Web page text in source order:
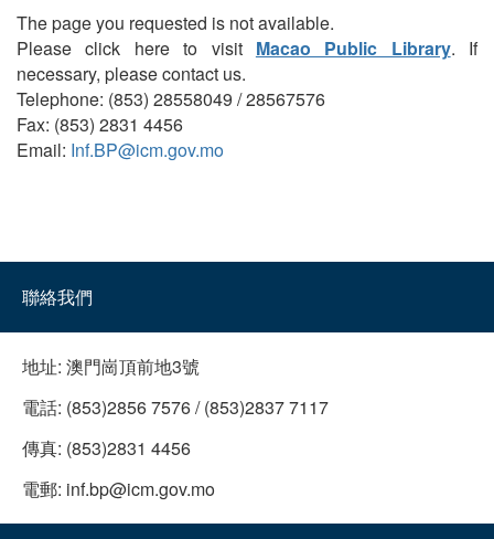
The page you requested is not available.
Please click here to visit Macao Public Library. If
necessary, please contact us.
Telephone: (853) 28558049 / 28567576
Fax: (853) 2831 4456
Email: Inf.BP@icm.gov.mo
聯絡我們
地址: 澳門崗頂前地3號
電話: (853)2856 7576 / (853)2837 7117
傳真: (853)2831 4456
電郵: inf.bp@icm.gov.mo